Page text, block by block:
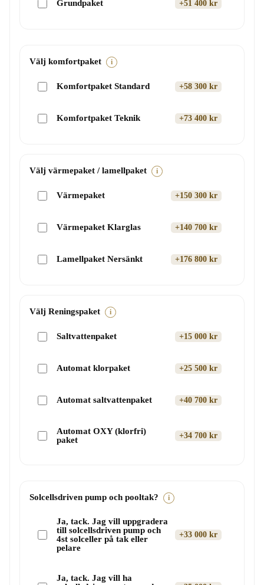
Grundpaket +51 400 kr
Välj komfortpaket i
Komfortpaket Standard +58 300 kr
Komfortpaket Teknik +73 400 kr
Välj värmepaket / lamellpaket i
Värmepaket +150 300 kr
Värmepaket Klarglas +140 700 kr
Lamellpaket Nersänkt +176 800 kr
Välj Reningspaket i
Saltvattenpaket +15 000 kr
Automat klorpaket +25 500 kr
Automat saltvattenpaket +40 700 kr
Automat OXY (klorfri)
paket
+34 700 kr
Solcellsdriven pump och pooltak? i
Ja, tack. Jag vill uppgradera
till solcellsdriven pump och
4st solceller på tak eller
pelare
+33 000 kr
Ja, tack. Jag vill ha